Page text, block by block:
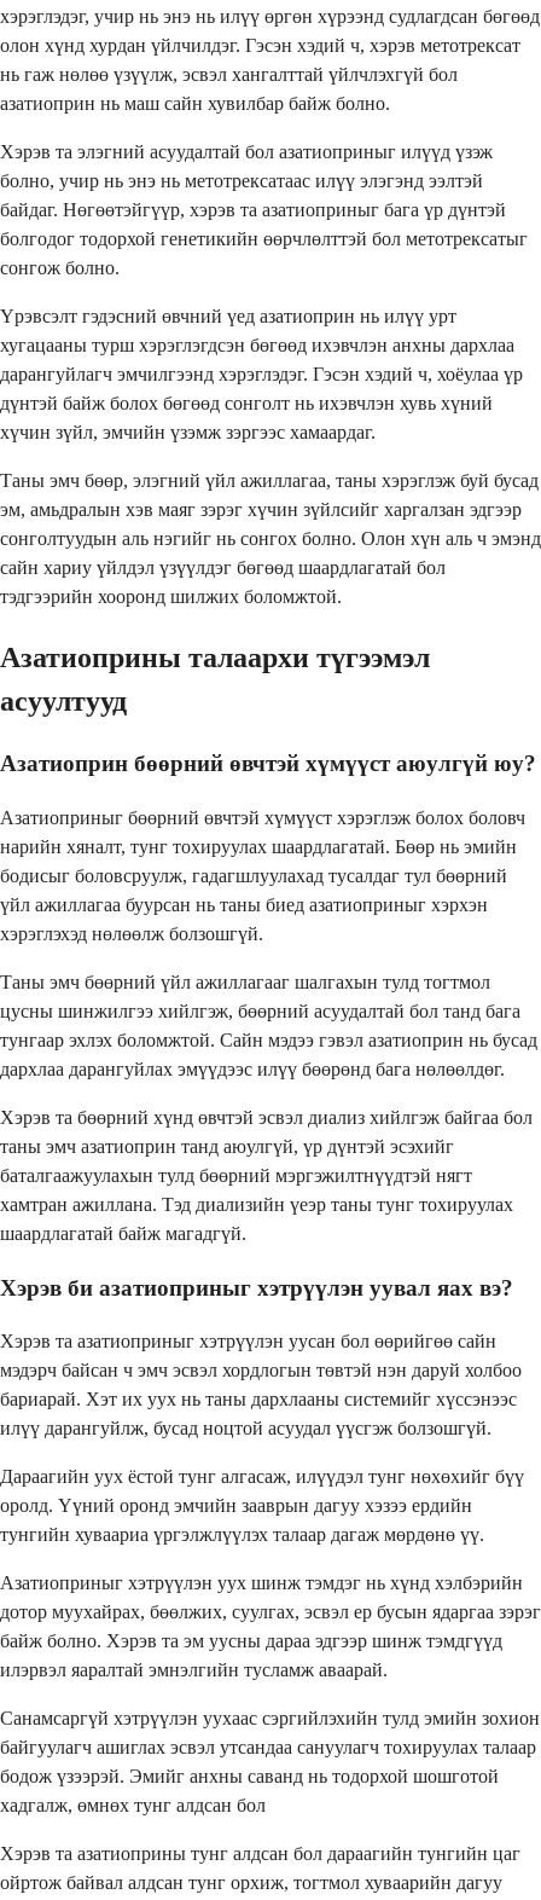
хэрэглэдэг, учир нь энэ нь илүү өргөн хүрээнд судлагдсан бөгөөд
олон хүнд хурдан үйлчилдэг. Гэсэн хэдий ч, хэрэв метотрексат
нь гаж нөлөө үзүүлж, эсвэл хангалттай үйлчлэхгүй бол
азатиоприн нь маш сайн хувилбар байж болно.
Хэрэв та элэгний асуудалтай бол азатиоприныг илүүд үзэж
болно, учир нь энэ нь метотрексатаас илүү элэгэнд ээлтэй
байдаг. Нөгөөтэйгүүр, хэрэв та азатиоприныг бага үр дүнтэй
болгодог тодорхой генетикийн өөрчлөлттэй бол метотрексатыг
сонгож болно.
Үрэвсэлт гэдэсний өвчний үед азатиоприн нь илүү урт
хугацааны турш хэрэглэгдсэн бөгөөд ихэвчлэн анхны дархлаа
дарангуйлагч эмчилгээнд хэрэглэдэг. Гэсэн хэдий ч, хоёулаа үр
дүнтэй байж болох бөгөөд сонголт нь ихэвчлэн хувь хүний ​​
хүчин зүйл, эмчийн үзэмж зэргээс хамаардаг.
Таны эмч бөөр, элэгний үйл ажиллагаа, таны хэрэглэж буй бусад
эм, амьдралын хэв маяг зэрэг хүчин зүйлсийг харгалзан эдгээр
сонголтуудын аль нэгийг нь сонгох болно. Олон хүн аль ч эмэнд
сайн хариу үйлдэл үзүүлдэг бөгөөд шаардлагатай бол
тэдгээрийн хооронд шилжих боломжтой.
Азатиоприны талаархи түгээмэл
асуултууд
Азатиоприн бөөрний өвчтэй хүмүүст аюулгүй юу?
Азатиоприныг бөөрний өвчтэй хүмүүст хэрэглэж болох боловч
нарийн хяналт, тунг тохируулах шаардлагатай. Бөөр нь эмийн
бодисыг боловсруулж, гадагшлуулахад тусалдаг тул бөөрний
үйл ажиллагаа буурсан нь таны биед азатиоприныг хэрхэн
хэрэглэхэд нөлөөлж болзошгүй.
Таны эмч бөөрний үйл ажиллагааг шалгахын тулд тогтмол
цусны шинжилгээ хийлгэж, бөөрний асуудалтай бол танд бага
тунгаар эхлэх боломжтой. Сайн мэдээ гэвэл азатиоприн нь бусад
дархлаа дарангуйлах эмүүдээс илүү бөөрөнд бага нөлөөлдөг.
Хэрэв та бөөрний хүнд өвчтэй эсвэл диализ хийлгэж байгаа бол
таны эмч азатиоприн танд аюулгүй, үр дүнтэй эсэхийг
баталгаажуулахын тулд бөөрний мэргэжилтнүүдтэй нягт
хамтран ажиллана. Тэд диализийн үеэр таны тунг тохируулах
шаардлагатай байж магадгүй.
Хэрэв би азатиоприныг хэтрүүлэн уувал яах вэ?
Хэрэв та азатиоприныг хэтрүүлэн уусан бол өөрийгөө сайн
мэдэрч байсан ч эмч эсвэл хордлогын төвтэй нэн даруй холбоо
бариарай. Хэт их уух нь таны дархлааны системийг хүссэнээс
илүү дарангуйлж, бусад ноцтой асуудал үүсгэж болзошгүй.
Дараагийн уух ёстой тунг алгасаж, илүүдэл тунг нөхөхийг бүү
оролд. Үүний оронд эмчийн зааврын дагуу хэзээ ердийн
тунгийн хуваариа үргэлжлүүлэх талаар дагаж мөрдөнө үү.
Азатиоприныг хэтрүүлэн уух шинж тэмдэг нь хүнд хэлбэрийн
дотор муухайрах, бөөлжих, суулгах, эсвэл ер бусын ядаргаа зэрэг
байж болно. Хэрэв та эм уусны дараа эдгээр шинж тэмдгүүд
илэрвэл яаралтай эмнэлгийн тусламж аваарай.
Санамсаргүй хэтрүүлэн уухаас сэргийлэхийн тулд эмийн зохион
байгуулагч ашиглах эсвэл утсандаа сануулагч тохируулах талаар
бодож үзээрэй. Эмийг анхны саванд нь тодорхой шошготой
хадгалж, өмнөх тунг алдсан бол
Хэрэв та азатиоприны тунг алдсан бол дараагийн тунгийн цаг
ойртож байвал алдсан тунг орхиж, тогтмол хуваарийн дагуу